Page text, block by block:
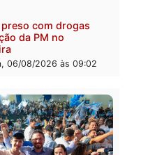
Jovem é encontrado
Rua dos Cravos e caso é
investigado pela polícia
quinta-feira, 06/08/2026 às